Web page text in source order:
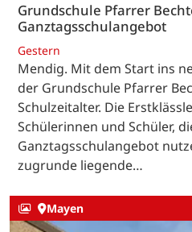
Grundschule Pfarrer
Ganztagsschulangebot
Gestern
Mendig. Mit dem Start ins
der Grundschule Pfarrer
Schulzeitalter. Die
Schülerinnen und Schüler,
Ganztagsschulangebot
zugrunde liegende…
Mayen